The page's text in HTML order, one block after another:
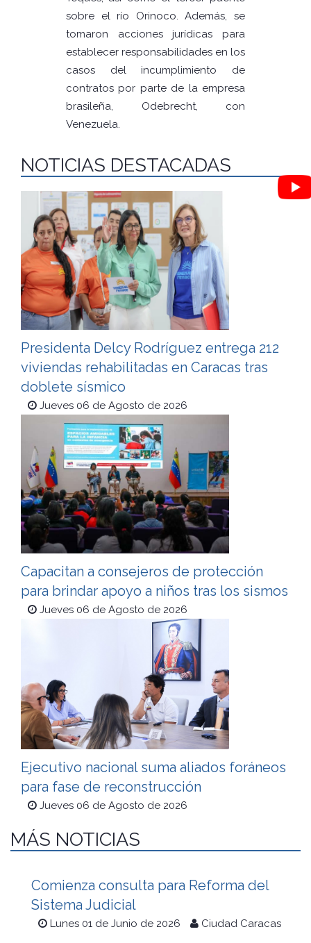
sobre el río Orinoco. Además, se
tomaron acciones jurídicas para
establecer responsabilidades en los
casos del incumplimiento de
contratos por parte de la empresa
brasileña, Odebrecht, con
Venezuela.
NOTICIAS DESTACADAS
Presidenta Delcy Rodríguez entrega 212
viviendas rehabilitadas en Caracas tras
doblete sísmico
Jueves 06 de Agosto de 2026
Capacitan a consejeros de protección
para brindar apoyo a niños tras los sismos
Jueves 06 de Agosto de 2026
Ejecutivo nacional suma aliados foráneos
para fase de reconstrucción
Jueves 06 de Agosto de 2026
MÁS NOTICIAS
Comienza consulta para Reforma del
Sistema Judicial
Lunes 01 de Junio de 2026 Ciudad Caracas